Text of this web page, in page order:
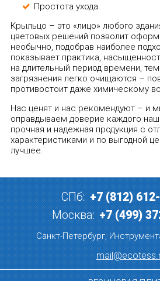
Простота ухода.
Крыльцо – это «лицо» любого
цветовых решений позволит
необычно, подобрав наиболее
показывает практика,
на длительный период времени,
загрязнения легко очищаются –
противостоит даже химическому
Нас ценят и нас рекомендуют – и
оправдываем доверие каждого
прочная и надежная продукция с
характеристиками и по выгодной
лучшее.
СПб: +7 (812)
Москва: +7 (499)
Санкт-Петербург,